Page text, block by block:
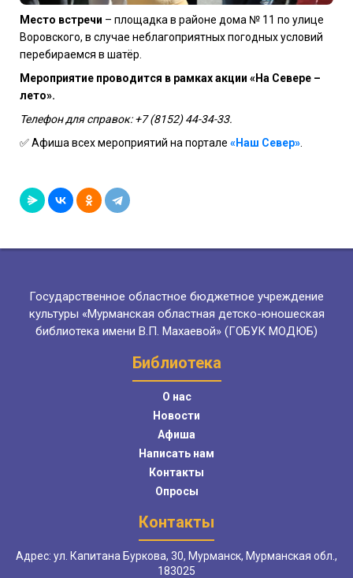
Место встречи – площадка в районе дома № 11 по улице
Воровского, в случае неблагоприятных погодных условий
перебираемся в шатёр.
Мероприятие проводится в рамках акции «На Севере –
лето».
Телефон для справок: +7 (8152) 44-34-33.
✅Афиша всех мероприятий на портале «Наш Север»
Государственное областное бюджетное учреждение
культуры «Мурманская областная детско-юношеская
библиотека имени В.П. Махаевой» (ГОБУК МОДЮБ)
Библиотека
О нас
Новости
Афиша
Написать нам
Контакты
Опросы
Контакты
Адрес: ул. Капитана Буркова, 30, Мурманск, Мурманская обл.,
183025